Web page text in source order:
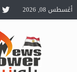
أغسطس 08, 2026